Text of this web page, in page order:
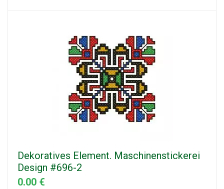
Dekoratives Element. Maschinenstickerei
Design #696-2
0.00 €